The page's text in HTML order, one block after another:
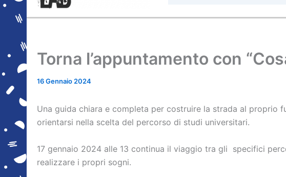
Torna l’appuntamento con
16 Gennaio 2024
Una guida chiara e completa per costruire la strada al proprio
orientarsi nella scelta del percorso di studi universitari.
17 gennaio 2024 alle 13 continua il viaggio tra gli specifici
realizzare i propri sogni.